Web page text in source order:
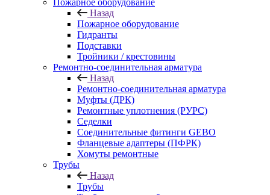
Пожарное оборудование
Назад
Пожарное оборудование
Гидранты
Подставки
Тройники / крестовины
Ремонтно-соединительная арматура
Назад
Ремонтно-соединительная арматура
Муфты (ДРК)
Ремонтные уплотнения (РУРС)
Седелки
Соединительные фитинги GEBO
Фланцевые адаптеры (ПФРК)
Хомуты ремонтные
Трубы
Назад
Трубы